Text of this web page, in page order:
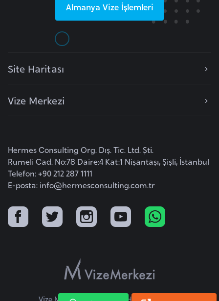
Almanya Vize İşlemleri
Site Haritası
Vize Merkezi
Hermes Consulting Org. Dış. Tic. Ltd. Şti.
Rumeli Cad. No:78 Daire:4 Kat:1 Nişantaşı, Şişli, İstanbul
Telefon: +90 212 287 1111
E-posta: info@hermesconsulting.com.tr
S
h
F
i
n
a
n